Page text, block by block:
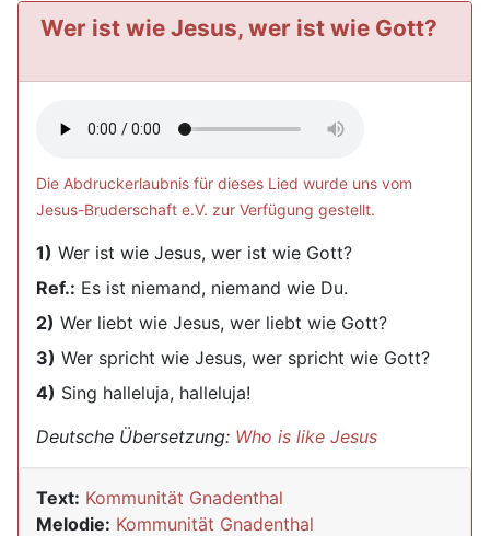
Wer ist wie Jesus, wer ist wie Gott?
Die Abdruckerlaubnis für dieses Lied wurde uns vom
Jesus-Bruderschaft e.V. zur Verfügung gestellt.
1) Wer ist wie Jesus, wer ist wie Gott?
Ref.: Es ist niemand, niemand wie Du.
2) Wer liebt wie Jesus, wer liebt wie Gott?
3) Wer spricht wie Jesus, wer spricht wie Gott?
4) Sing halleluja, halleluja!
Deutsche Übersetzung: Who is like Jesus
Text: Kommunität Gnadenthal
Melodie: Kommunität Gnadenthal